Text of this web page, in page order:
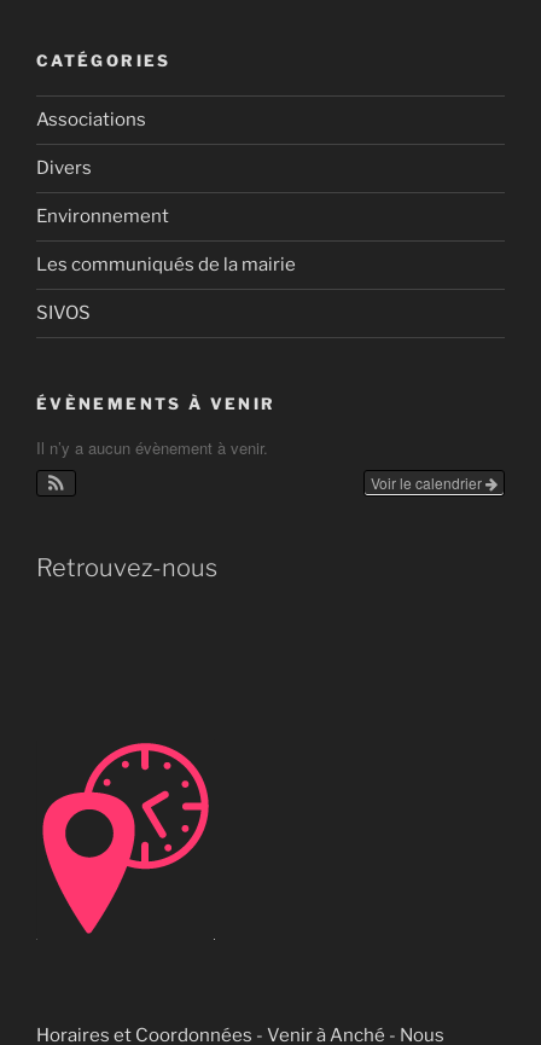
CATÉGORIES
Associations
Divers
Environnement
Les communiqués de la mairie
SIVOS
ÉVÈNEMENTS À VENIR
Il n’y a aucun évènement à venir.
Voir le calendrier
Retrouvez-nous
Horaires et Coordonnées - Venir à Anché - Nous